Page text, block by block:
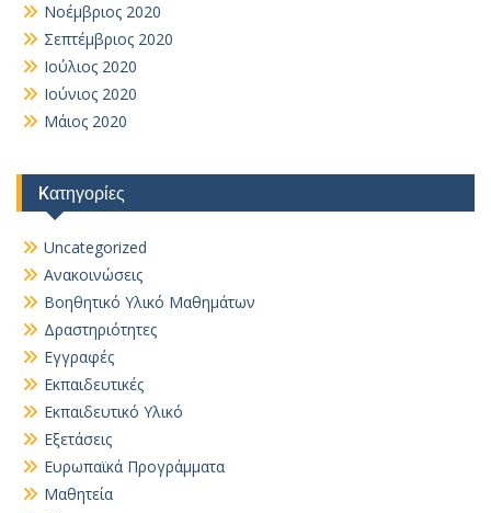
Νοέμβριος 2020
Σεπτέμβριος 2020
Ιούλιος 2020
Ιούνιος 2020
Μάιος 2020
Kατηγορίες
Uncategorized
Ανακοινώσεις
Βοηθητικό Yλικό Mαθημάτων
Δραστηριότητες
Εγγραφές
Εκπαιδευτικές
Εκπαιδευτικό Υλικό
Εξετάσεις
Ευρωπαϊκά Προγράμματα
Μαθητεία